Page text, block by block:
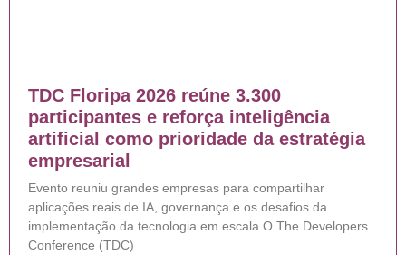
TDC Floripa 2026 reúne 3.300
participantes e reforça inteligência
artificial como prioridade da estratégia
empresarial
Evento reuniu grandes empresas para compartilhar
aplicações reais de IA, governança e os desafios da
implementação da tecnologia em escala O The Developers
Conference (TDC)